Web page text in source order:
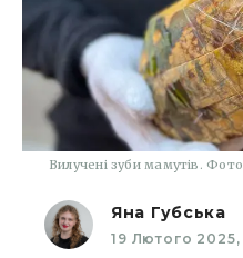
Вилучені зуби мамутів.
Яна Губська
19 Лютого 2025,